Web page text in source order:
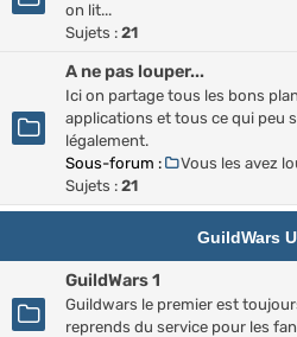
on lit...
Sujets : 21
A ne pas louper...
Ici on partage tous les bons
applications et tous ce qui peu
légalement.
Sous-forum :
Vous les avez
Sujets : 21
GuildWars
GuildWars 1
Guildwars le premier est
reprends du service pour les